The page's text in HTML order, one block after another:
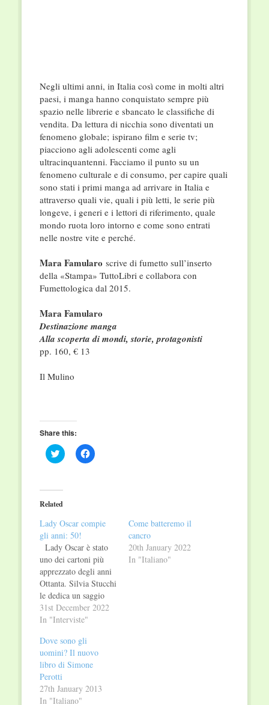
Negli ultimi anni, in Italia così come in molti altri
paesi, i manga hanno conquistato sempre più
spazio nelle librerie e sbancato le classifiche di
vendita. Da lettura di nicchia sono diventati un
fenomeno globale; ispirano film e serie tv;
piacciono agli adolescenti come agli
ultracinquantenni. Facciamo il punto su un
fenomeno culturale e di consumo, per capire quali
sono stati i primi manga ad arrivare in Italia e
attraverso quali vie, quali i più letti, le serie più
longeve, i generi e i lettori di riferimento, quale
mondo ruota loro intorno e come sono entrati
nelle nostre vite e perché.
Mara Famularo scrive di fumetto sull’inserto
della «Stampa» TuttoLibri e collabora con
Fumettologica dal 2015.
Mara Famularo
Destinazione manga
Alla scoperta di mondi, storie, protagonisti
pp. 160, € 13
Il Mulino
Share this:
Click
to
(Opens
in
new
Click
to
Related
Lady Oscar compie
gli anni: 50!
Lady Oscar è stato
uno dei cartoni più
apprezzato degli anni
Ottanta. Silvia Stucchi
le dedica un saggio
per Graphe.it
Edizioni. Ne parliamo
80 la TV privata (e
non solo) trasmetteva
anime e manga,
conosciuti però come
cartoni animati. Come
31st December 2022
In "Interviste"
Come batteremo il
cancro
20th January 2022
In "Italiano"
Dove sono gli
uomini? Il nuovo
libro di Simone
Perotti
27th January 2013
In "Italiano"